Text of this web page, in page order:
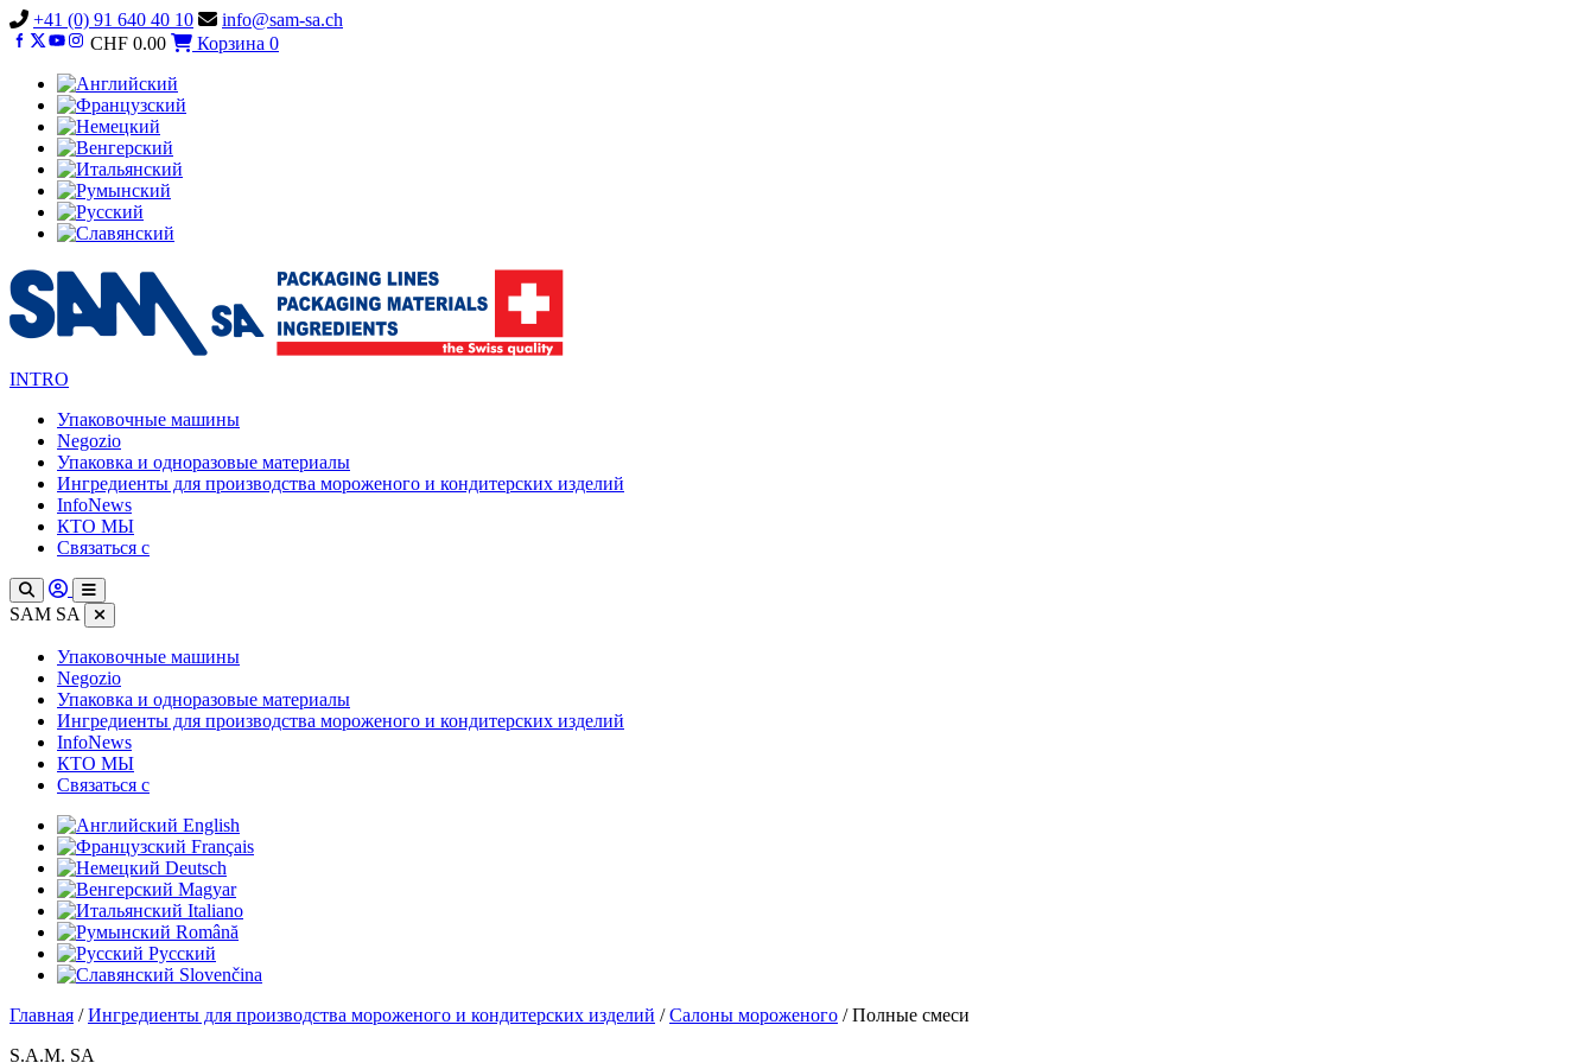
Vai
al
+41 (0) 91 640 40 10
info@sam-sa.ch
CHF 0.00 Корзина 0
INTRO
Упаковочные машины
Negozio
Упаковка и одноразовые материалы
Ингредиенты для производства мороженого и кондитерских изделий
InfoNews
КТО МЫ
Связаться с
SAM SA
Упаковочные машины
Negozio
Упаковка и одноразовые материалы
Ингредиенты для производства мороженого и кондитерских изделий
InfoNews
КТО МЫ
Связаться с
English
Français
Deutsch
Magyar
Italiano
Română
Русский
Slovenčina
Главная /Ингредиенты для производства мороженого и кондитерских изделий /Салоны мороженого / Полные смеси
S.A.M. SA